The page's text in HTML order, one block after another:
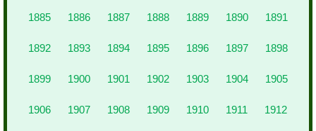
1885 1886 1887 1888 1889 1890 1891
1892 1893 1894 1895 1896 1897 1898
1899 1900 1901 1902 1903 1904 1905
1906 1907 1908 1909 1910 1911 1912